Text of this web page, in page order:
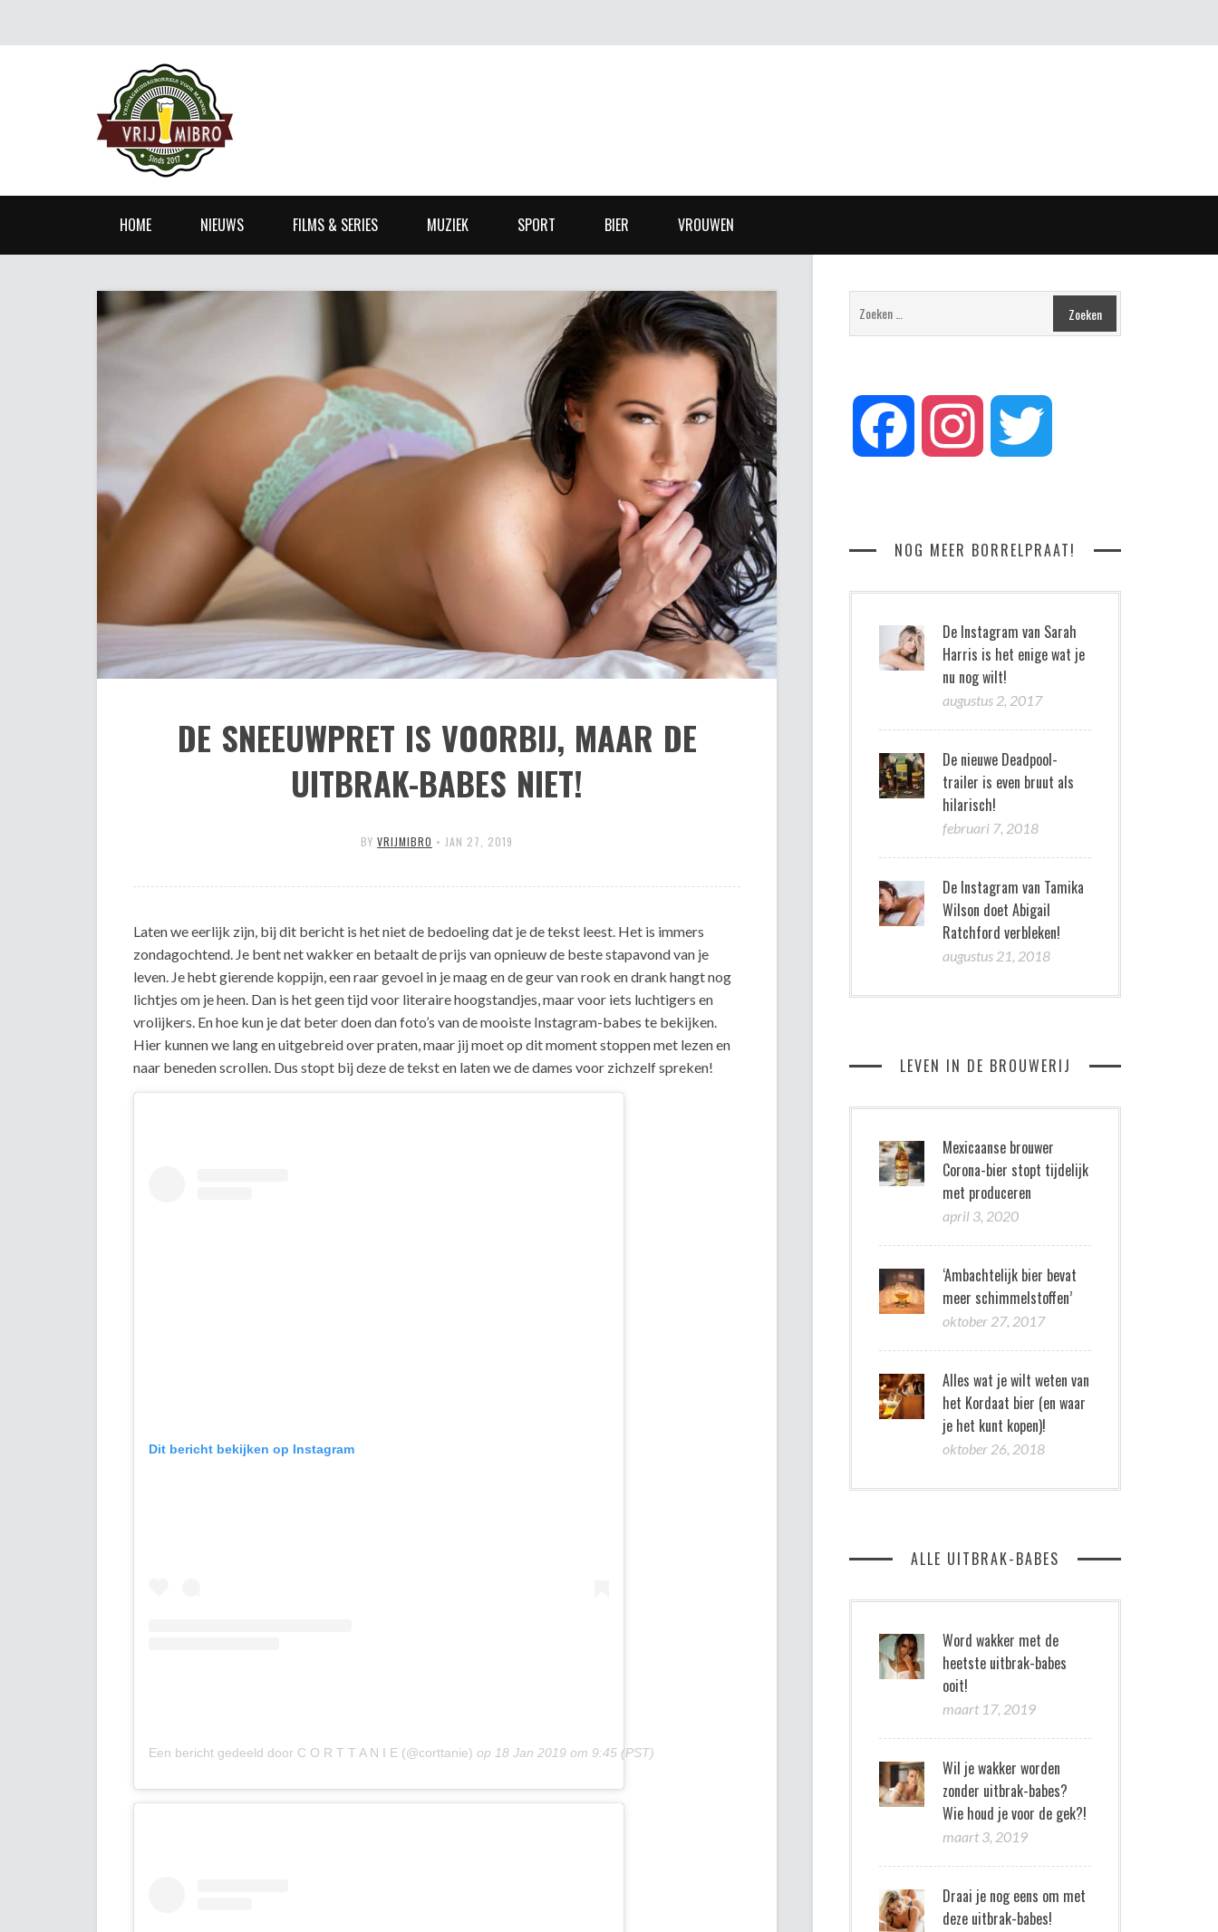
HOME NIEUWS FILMS & SERIES MUZIEK SPORT BIER VROUWEN
DE SNEEUWPRET IS VOORBIJ, MAAR DE
UITBRAK-BABES NIET!
BY VRIJMIBRO • JAN 27, 2019
Laten we eerlijk zijn, bij dit bericht is het niet de bedoeling dat je de tekst leest. Het is immers
zondagochtend. Je bent net wakker en betaalt de prijs van opnieuw de beste stapavond van je
leven. Je hebt gierende koppijn, een raar gevoel in je maag en de geur van rook en drank hangt nog
lichtjes om je heen. Dan is het geen tijd voor literaire hoogstandjes, maar voor iets luchtigers en
vrolijkers. En hoe kun je dat beter doen dan foto’s van de mooiste Instagram-babes te bekijken.
Hier kunnen we lang en uitgebreid over praten, maar jij moet op dit moment stoppen met lezen en
naar beneden scrollen. Dus stopt bij deze de tekst en laten we de dames voor zichzelf spreken!
Dit bericht bekijken op Instagram
Een bericht gedeeld door C O R T T A N I E (@corttanie) op 18 Jan 2019 om 9:45 (PST)
Facebook Instagram
NOG MEER BORRELPRAAT!
De Instagram van Sarah
Harris is het enige wat je
nu nog wilt!
augustus 2, 2017
De nieuwe Deadpool-
trailer is even bruut als
hilarisch!
februari 7, 2018
De Instagram van Tamika
Wilson doet Abigail
Ratchford verbleken!
augustus 21, 2018
LEVEN IN DE BROUWERIJ
Mexicaanse brouwer
Corona-bier stopt tijdelijk
met produceren
april 3, 2020
‘Ambachtelijk bier bevat
meer schimmelstoffen’
oktober 27, 2017
Alles wat je wilt weten van
het Kordaat bier (en waar
je het kunt kopen)!
oktober 26, 2018
ALLE UITBRAK-BABES
Word wakker met de
heetste uitbrak-babes
ooit!
maart 17, 2019
Wil je wakker worden
zonder uitbrak-babes?
Wie houd je voor de gek?!
maart 3, 2019
Draai je nog eens om met
deze uitbrak-babes!